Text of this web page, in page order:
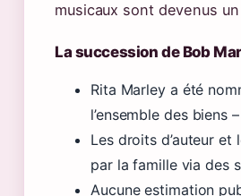
musicaux sont devenus
La succession de Bob
Rita Marley a été
l’ensemble des biens
Les droits d’auteur et
par la famille via des
Aucune estimation